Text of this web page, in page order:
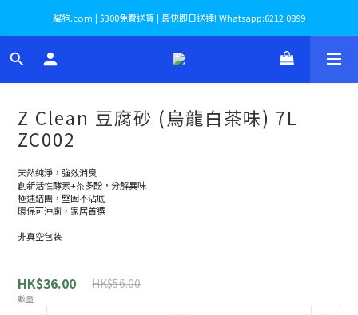
貓狗.com | $300免費送貨 | 最快即日送達! Whatsapp:6212 0899
Z Clean 豆腐砂 (烏龍白茶味) 7L
ZC002
天然純淨，強效消臭
創新活性酵素+茶多酚，分解異味
極速結團，堅固不沾底
環保可沖廁，家居首選
非真空包裝
HK$36.00 HK$56.00
數量